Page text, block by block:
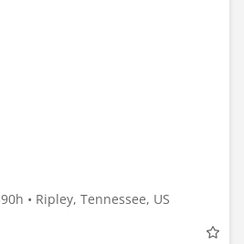
• Ripley, Tennessee, US